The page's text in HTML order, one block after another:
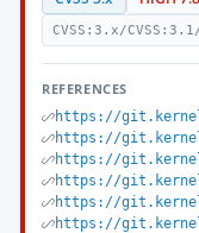
CVSS:3.x/
REFERENCES
https://
https://
https://
https://
https://
https://